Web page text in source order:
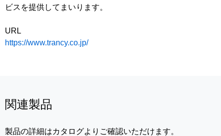
ビスを提供してまいります。
URL
https://www.trancy.co.jp/
関連製品
製品の詳細はカタログよりご確認いただけます。